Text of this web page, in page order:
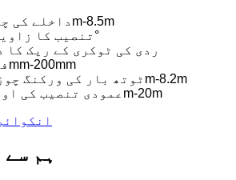
داخلے کی چوڑائی: 2m-8.5m
تنصیب کا زاویہ: 60°-90°
ردی کی ٹوکری کے ریک کا
فاصلہ: 20mm-200mm
ٹوتھ بار کی ورکنگ چوڑائی: 1.7m-8.2m
عمودی تنصیب کی اونچائی: 3m-20m
ہم